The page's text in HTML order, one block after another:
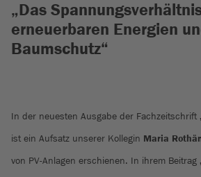
„Das
erneuerbaren Energien
Baumschutz“
In der neuesten Ausgabe der Fachzeitschrift
ist ein Aufsatz unserer Kollegin Maria
von PV-Anlagen erschienen. In ihrem Beitrag